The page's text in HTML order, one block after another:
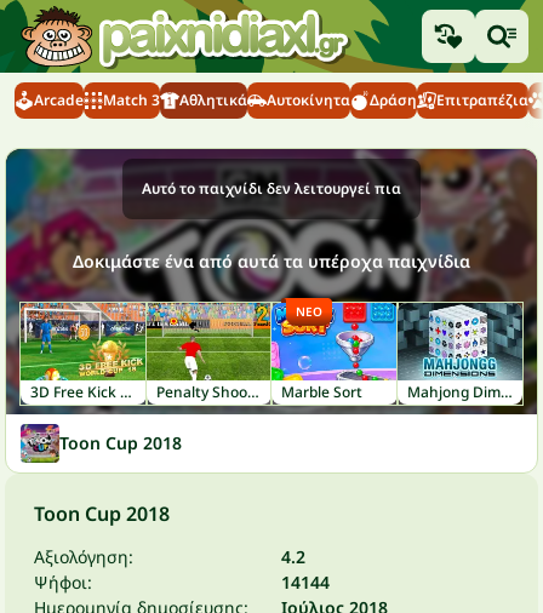
Arcade Match 3 Αθλητικά Αυτοκίνητα Δράση Επιτραπέζια
Αυτό το παιχνίδι δεν λειτουργεί πια
Δοκιμάστε ένα από αυτά τα υπέροχα παιχνίδια
3D Free Kick World Cup 18 Penalty Shooters 2 Marble Sort
ΝΈΟ
Mahjong Dimensions
Toon Cup 2018
Toon Cup 2018
Αξιολόγηση:
4.2
Ψήφοι:
14144
Ημερομηνία δημοσίευσης:
Ιούλιος 2018